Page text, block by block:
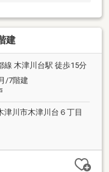
建
線 木津川台駅 徒歩15分
/7階建
津川市木津川台６丁目